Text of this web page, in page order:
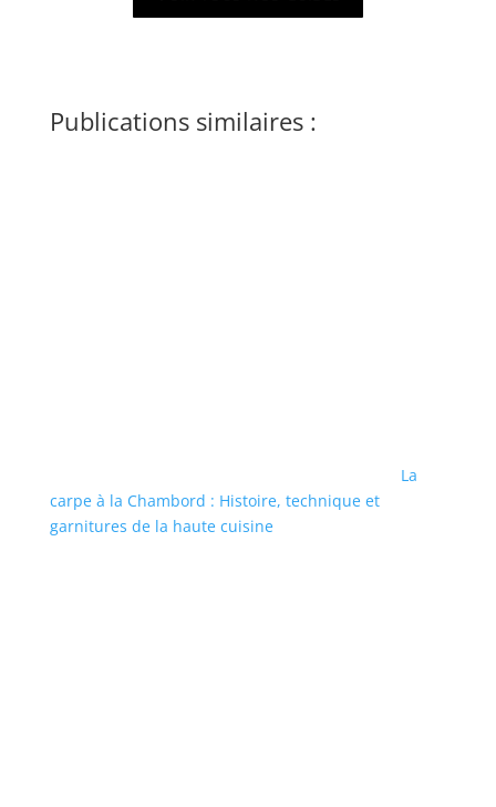
Publications similaires :
La
carpe à la Chambord : Histoire, technique et
garnitures de la haute cuisine